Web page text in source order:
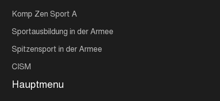
Komp Zen Sport A
Sportausbildung in der Armee
Spitzensport in der Armee
CISM
Hauptmenu